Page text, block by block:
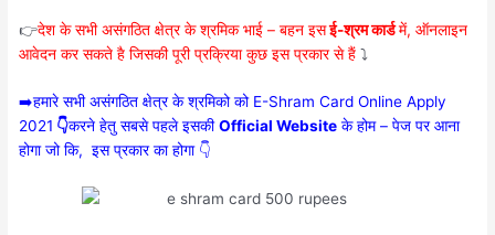
👉देश के सभी असंगठित क्षेत्र के श्रमिक भाई – बहन इसई-श्रम कार्डमें, ऑनलाइन
आवेदन कर सकते है जिसकी पूरी प्रक्रिया कुछ इस प्रकार से हैं ⤵️
➡️हमारे सभी असंगठित क्षेत्र के श्रमिको को E-Shram Card Online Apply
2021 👇करने हेतु सबसे पहले इसकीOfficial Website के होम – पेज पर आना
होगा जो कि, इस प्रकार का होगा 👇